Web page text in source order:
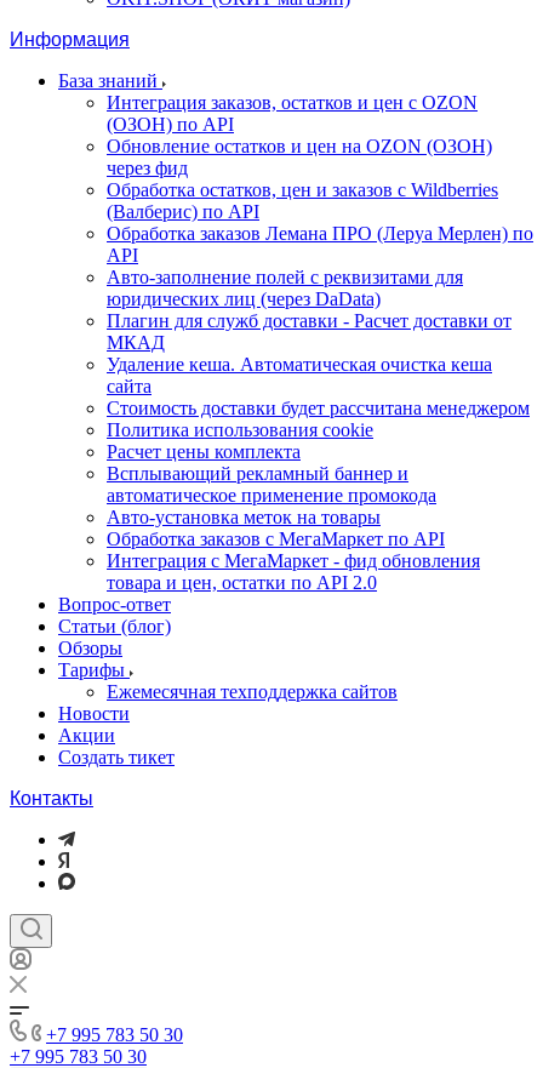
Информация
База знаний
Интеграция заказов, остатков и цен с OZON
(ОЗОН) по API
Обновление остатков и цен на OZON (ОЗОН)
через фид
Обработка остатков, цен и заказов с Wildberries
(Валберис) по API
Обработка заказов Лемана ПРО (Леруа Мерлен) по
API
Авто-заполнение полей с реквизитами для
юридических лиц (через DaData)
Плагин для служб доставки - Расчет доставки от
МКАД
Удаление кеша. Автоматическая очистка кеша
сайта
Стоимость доставки будет рассчитана менеджером
Политика использования cookie
Расчет цены комплекта
Всплывающий рекламный баннер и
автоматическое применение промокода
Авто-установка меток на товары
Обработка заказов с МегаМаркет по API
Интеграция с МегаМаркет - фид обновления
товара и цен, остатки по API 2.0
Вопрос-ответ
Статьи (блог)
Обзоры
Тарифы
Ежемесячная техподдержка сайтов
Новости
Акции
Создать тикет
Контакты
+7 995 783 50 30
+7 995 783 50 30